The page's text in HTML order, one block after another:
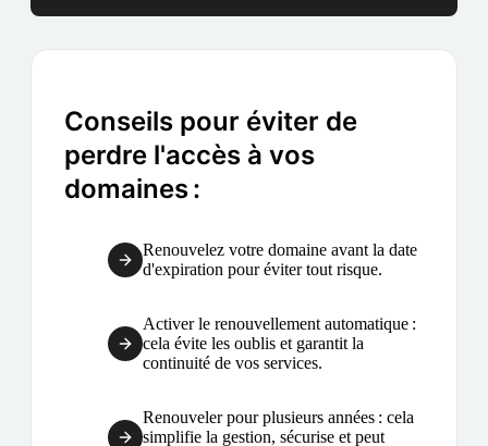
Conseils pour éviter de
perdre l'accès à vos
domaines :
Renouvelez votre domaine avant la date
d'expiration pour éviter tout risque.
Activer le renouvellement automatique :
cela évite les oublis et garantit la
continuité de vos services.
Renouveler pour plusieurs années : cela
simplifie la gestion, sécurise et peut